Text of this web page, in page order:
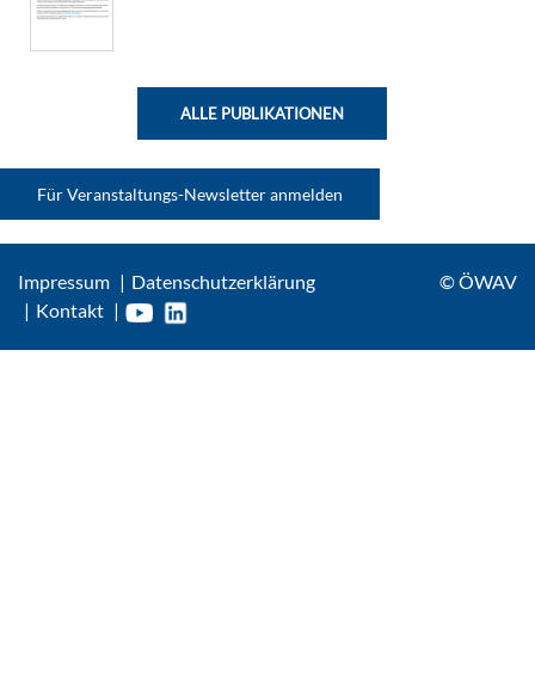
ALLE PUBLIKATIONEN
Für Veranstaltungs-Newsletter anmelden
Impressum
Datenschutzerklärung
Kontakt
© ÖWAV